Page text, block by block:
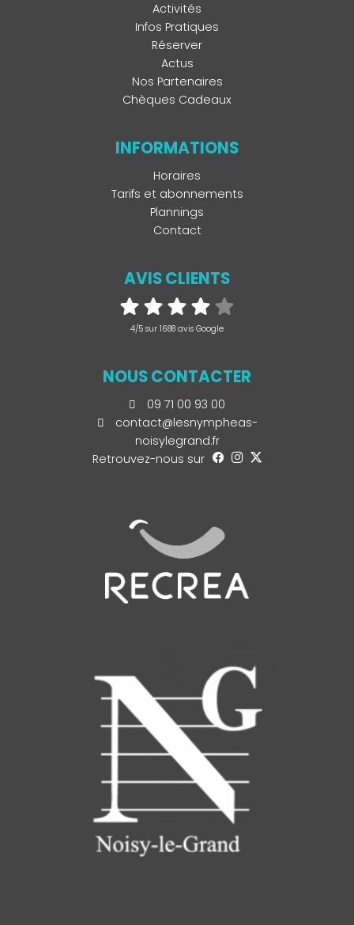
Activités
Infos Pratiques
Réserver
Actus
Nos Partenaires
Chèques Cadeaux
INFORMATIONS
Horaires
Tarifs et abonnements
Plannings
Contact
AVIS CLIENTS
4/5 sur 1688 avis Google
NOUS CONTACTER
09 71 00 93 00
contact@lesnympheas-
noisylegrand.fr
Retrouvez-nous sur